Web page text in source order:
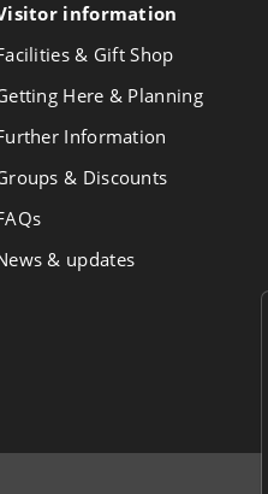
information
& Gift Shop
Here & Planning
Information
& Discounts
& updates
Follow
on
Facebook